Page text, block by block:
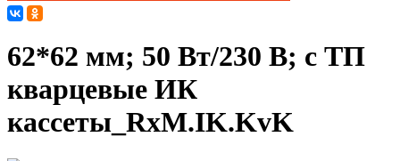
62*62 мм; 50 Вт/230 В; с ТП
кварцевые ИК
кассеты_RxM.IK.KvK